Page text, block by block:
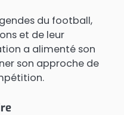
du football,
et de leur
a alimenté son
son approche de